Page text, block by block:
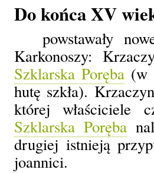
Do końca XV
powstawały
Karkonoszy:
Szklarska Poręba (w
hutę szkła).
której właściciele
Szklarska Poręba
drugiej istnieją
joannici.